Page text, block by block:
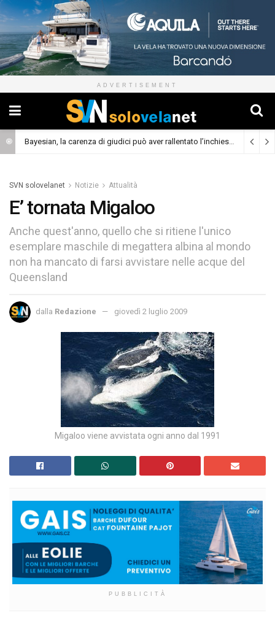
ADVERTISEMENT
Bayesian, la carenza di giudici può aver rallentato l’inchiesta (Cronaca)
SVN solovelanet Notizie Attualità
E’ tornata Migaloo
Anche quest'anno, quello che si ritiene l'unico
esemplare maschile di megattera albina al mondo
non ha mancato di farsi avvistare nelle acque del
Queensland
dalla Redazione giovedì 2 luglio 2009
Migaloo viene avvistata ogni anno dal 1991
PUBBLICITÀ